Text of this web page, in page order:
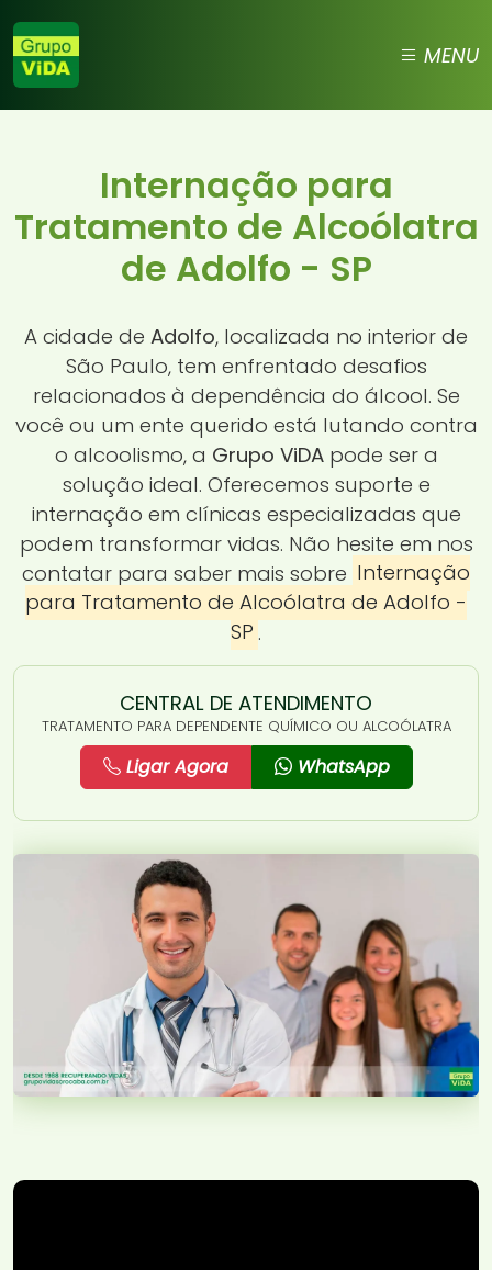
MENU
Internação para
Tratamento de Alcoólatra
de Adolfo - SP
A cidade de Adolfo, localizada no interior de
São Paulo, tem enfrentado desafios
relacionados à dependência do álcool. Se
você ou um ente querido está lutando contra
o alcoolismo, a Grupo ViDApode ser a
solução ideal. Oferecemos suporte e
internação em clínicas especializadas que
podem transformar vidas. Não hesite em nos
contatar para saber mais sobre Internação
para Tratamento de Alcoólatra de Adolfo -
SP .
CENTRAL DE ATENDIMENTO
TRATAMENTO PARA DEPENDENTE QUÍMICO OU ALCOÓLATRA
Ligar Agora WhatsApp